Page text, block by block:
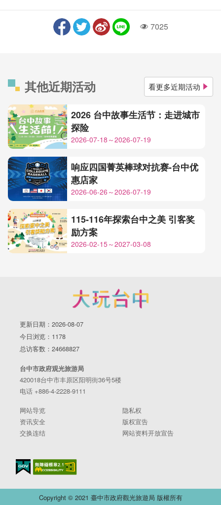
人气7025
其他近期活动 看更多近期活动
2026 台中故事生活节：走进城市
探险
2026-07-18～2026-07-19
响应四国菁英棒球对抗赛-台中优
惠店家
2026-06-26～2026-07-19
115-116年探索台中之美 引客奖
励方案
2026-02-15～2027-03-08
更新日期：2026-08-07
今日浏览：1178
总访客数：24668827
台中市政府观光旅游局
420018台中市丰原区阳明街36号5楼
电话 +886-4-2228-9111
网站导览
隐私权
资讯安全
版权宣告
交换连结
网站资料开放宣告
Copyright © 2021 臺中市政府觀光旅遊局 版權所有